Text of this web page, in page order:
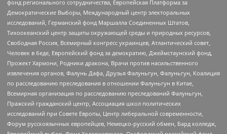
фонд регионального сотрудничества, Европейская Платформа за
Демократические Выборы, Международный центр электоральных
исследований, Германский фонд Маршалла Соединенных Штатов,
Тихоокеанский центр защиты окружающей среды и природных ресурсов,
Свободная Россия, Всемирный конгресс украинцев, Атлантический совет,
Человек в беде, Европейский фонд за демократию, Джеймстаунский фонд,
Прожект Хармони, Родники дракона, Врачи против насильственного
извлечения органов, Фалунь Дафа, Друзья Фалуньгун, Фалуньгун, Коалиция
по расследованию преследования в отношении Фалуньгун в Китае,
Всемирная организация по расследованию преследований Фалуньгун,
Пражский гражданский центр, Ассоциация школ политических
исследований при Совете Европы, Центр либеральной современности,
Форум русскоязычных европейцев, Немецко-русский обмен, Бард колледж,